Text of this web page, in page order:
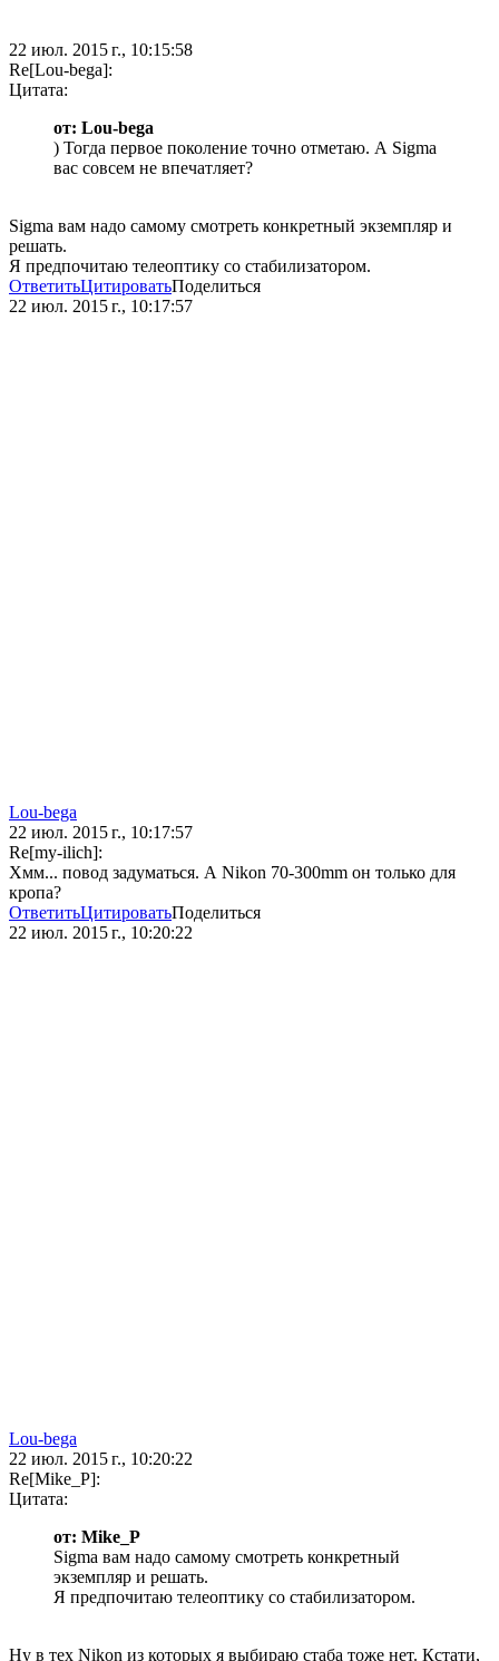
22 июл. 2015 г., 10:15:58
Re[Lou-bega]:
Цитата:
от: Lou-bega
) Тогда первое поколение точно отметаю. А Sigma
вас совсем не впечатляет?
Sigma вам надо самому смотреть конкретный экземпляр и
решать.
Я предпочитаю телеоптику со стабилизатором.
ОтветитьЦитироватьПоделиться
22 июл. 2015 г., 10:17:57
Lou-bega
22 июл. 2015 г., 10:17:57
Re[my-ilich]:
Хмм... повод задуматься. А Nikon 70-300mm он только для
кропа?
ОтветитьЦитироватьПоделиться
22 июл. 2015 г., 10:20:22
Lou-bega
22 июл. 2015 г., 10:20:22
Re[Mike_P]:
Цитата:
от: Mike_P
Sigma вам надо самому смотреть конкретный
экземпляр и решать.
Я предпочитаю телеоптику со стабилизатором.
Ну в тех Nikon из которых я выбираю стаба тоже нет. Кстати,